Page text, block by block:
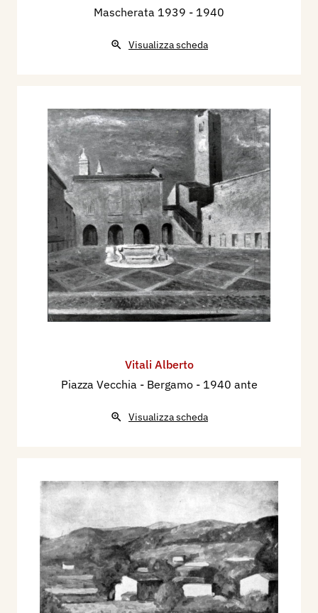
Mascherata 1939 - 1940
Visualizza scheda
Vitali Alberto
Piazza Vecchia - Bergamo - 1940 ante
Visualizza scheda